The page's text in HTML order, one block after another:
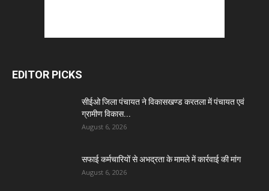
EDITOR PICKS
सीईओ जिला पंचायत ने विकासखण्ड करतला में पंचायत एवं
ग्रामीण विकास...
August 6, 2026
सफाई कर्मचारियों से अभद्रता के मामले में कार्रवाई की मांग
August 6, 2026